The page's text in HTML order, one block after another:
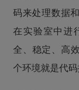
码来处理数据
在实验室中进
全、稳定、高
个环境就是代码